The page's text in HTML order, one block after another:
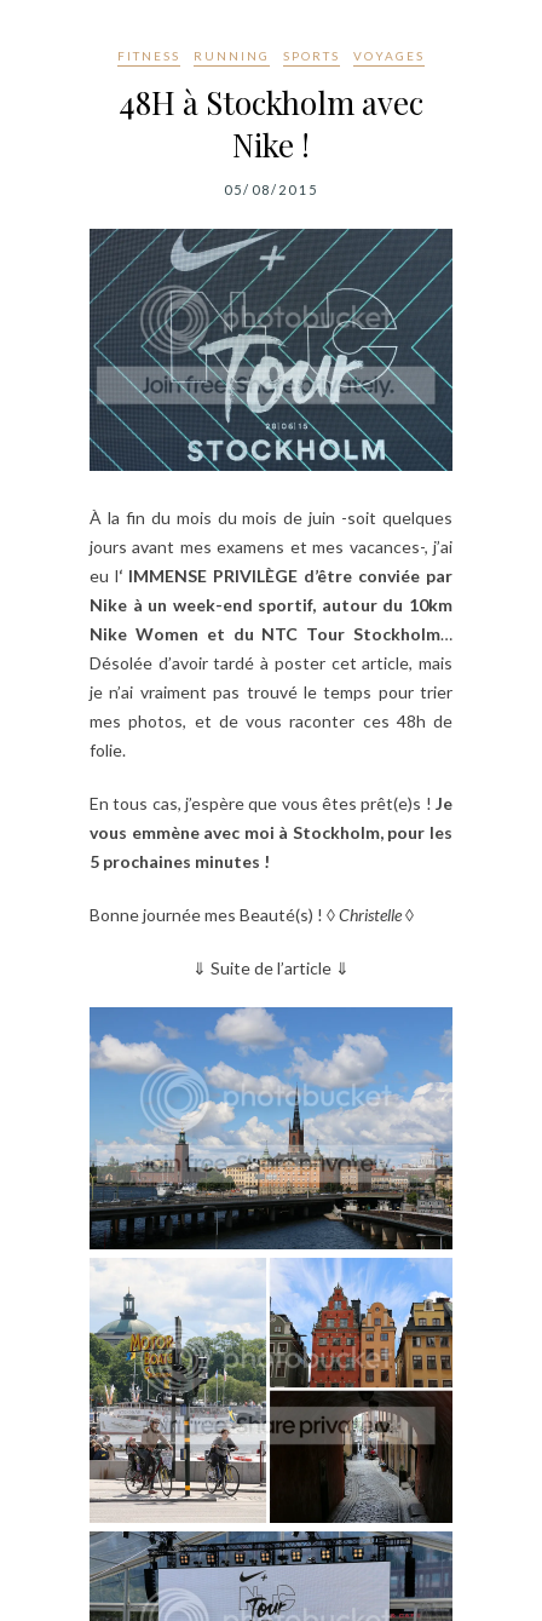
FITNESS RUNNING SPORTS VOYAGES
48H à Stockholm avec
Nike !
05/08/2015
À la fin du mois du mois de juin -soit quelques
jours avant mes examens et mes vacances-, j’ai
eu l‘ IMMENSE PRIVILÈGE d’être conviée par
Nike à un week-end sportif, autour du 10km
Nike Women et du NTC Tour Stockholm…
Désolée d’avoir tardé à poster cet article, mais
je n’ai vraiment pas trouvé le temps pour trier
mes photos, et de vous raconter ces 48h de
folie.
En tous cas, j’espère que vous êtes prêt(e)s ! Je
vous emmène avec moi à Stockholm, pour les
5 prochaines minutes !
Bonne journée mes Beauté(s) ! ◊Christelle◊
⇓ Suite de l’article ⇓